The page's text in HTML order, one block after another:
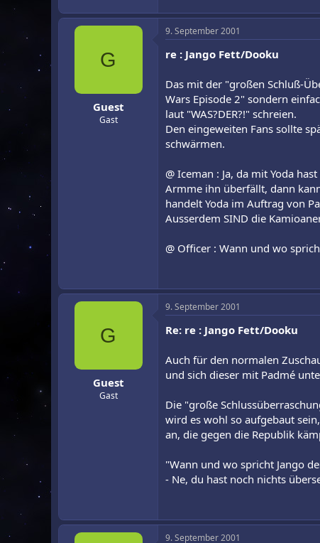
G
Guest
Gast
9. September 2001
re : Jango Fett/Dooku
Das mit der "großen Schluß-
Wars Episode 2" sondern
laut "WAS?DER?!" schreien.
Den eingeweiten Fans sollte
schwärmen.
@ Iceman : Ja, da mit Yoda
Armme ihn überfällt, dann
handelt Yoda im Auftrag von
Ausserdem SIND die
@ Officer : Wann und wo
G
Guest
Gast
9. September 2001
Re: re : Jango Fett/Dooku
Auch für den normalen
und sich dieser mit Padmé
Die "große
wird es wohl so aufgebaut
an, die gegen die Republik
"Wann und wo spricht Jango
- Ne, du hast noch nichts
9. September 2001